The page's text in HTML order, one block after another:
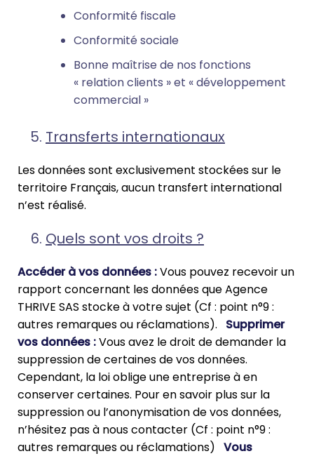
Conformité fiscale
Conformité sociale
Bonne maîtrise de nos fonctions
« relation clients » et « développement
commercial »
Transferts internationaux
Les données sont exclusivement stockées sur le
territoire Français, aucun transfert international
n’est réalisé.
Quels sont vos droits ?
Accéder à vos données :Vous pouvez recevoir un
rapport concernant les données que Agence
THRIVE SAS stocke à votre sujet (Cf : point n°9 :
autres remarques ou réclamations). Supprimer
vos données :Vous avez le droit de demander la
suppression de certaines de vos données.
Cependant, la loi oblige une entreprise à en
conserver certaines. Pour en savoir plus sur la
suppression ou l’anonymisation de vos données,
n’hésitez pas à nous contacter (Cf : point n°9 :
autres remarques ou réclamations) Vous